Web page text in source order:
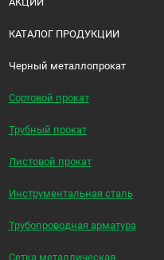
КАТАЛОГ ПРОДУКЦИИ
Черный металлопрокат
Сортовой прокат
Трубный прокат
Листовой прокат
Инструментальная сталь
Трубопроводная арматура
Сетка металлическая